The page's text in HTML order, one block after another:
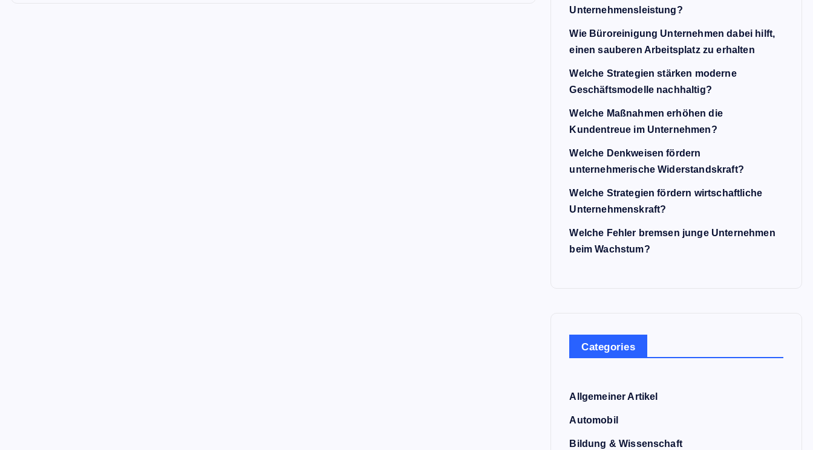
Unternehmensleistung?
Wie Büroreinigung Unternehmen dabei hilft,
einen sauberen Arbeitsplatz zu erhalten
Welche Strategien stärken moderne
Geschäftsmodelle nachhaltig?
Welche Maßnahmen erhöhen die
Kundentreue im Unternehmen?
Welche Denkweisen fördern
unternehmerische Widerstandskraft?
Welche Strategien fördern wirtschaftliche
Unternehmenskraft?
Welche Fehler bremsen junge Unternehmen
beim Wachstum?
Categories
Allgemeiner Artikel
Automobil
Bildung & Wissenschaft